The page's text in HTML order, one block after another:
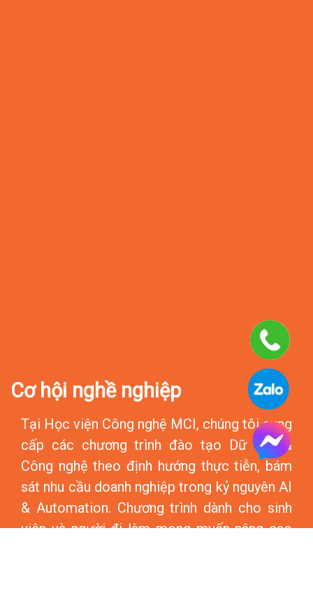
Cơ hội nghề nghiệp
Tại Học viện Công nghệ MCI, chúng tôi cung
cấp các chương trình đào tạo Dữ liệu &
Công nghệ theo định hướng thực tiễn, bám
sát nhu cầu doanh nghiệp trong kỷ nguyên AI
& Automation. Chương trình dành cho sinh
viên và người đi làm mong muốn nâng cao